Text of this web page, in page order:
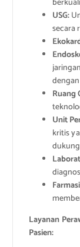
USG:
secara
Ruang
Unit
kritis
Layanan
Pasien: